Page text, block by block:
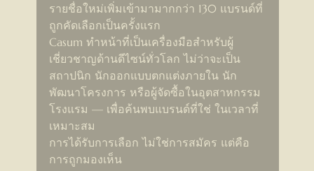
รายชื่อใหม่เพิ่มเข้ามามากกว่า 130 แบรนด์ที่
ถูกคัดเลือกเป็นครั้งแรก
Casum ทำหน้าที่เป็นเครื่องมือสำหรับผู้
เชี่ยวชาญด้านดีไซน์ทั่วโลก ไม่ว่าจะเป็น
สถาปนิก นักออกแบบตกแต่งภายใน นัก
พัฒนาโครงการ หรือผู้จัดซื้อในอุตสาหกรรม
โรงแรม — เพื่อค้นพบแบรนด์ที่ใช่ ในเวลาที่
เหมาะสม
การได้รับการเลือก ไม่ใช่การสมัคร แต่คือ
การถูกมองเห็น